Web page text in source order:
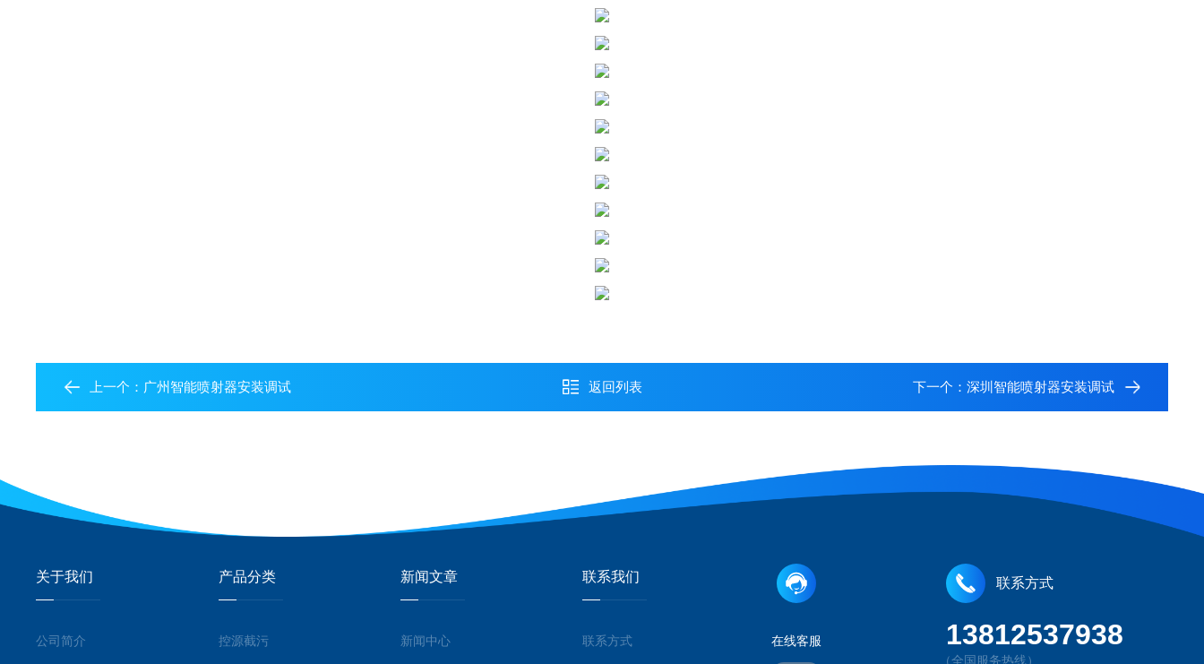
上一个： 广州智能喷射器安装调试 返回列表 下一个： 深圳智能喷射器安装调试
关于我们
公司简介
产品分类
控源截污
新闻文章
新闻中心
联系我们
联系方式 在线客服
联系方式
13812537938
（全国服务热线）